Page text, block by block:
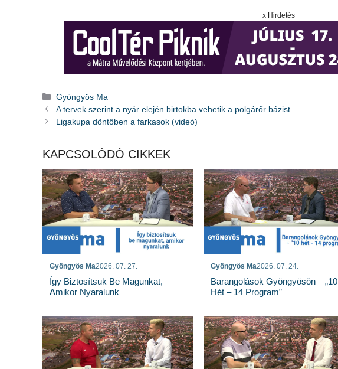
x Hirdetés
Kategória
Gyöngyös Ma
A tervek szerint a nyár elején birtokba vehetik a polgárőr bázist
Ligakupa döntőben a farkasok (videó)
KAPCSOLÓDÓ CIKKEK
Gyöngyös Ma2026. 07. 27.
Így Biztosítsuk Be Magunkat,
Amikor Nyaralunk
Gyöngyös Ma2026. 07. 24.
Barangolások Gyöngyösön – „10
Hét – 14 Program”